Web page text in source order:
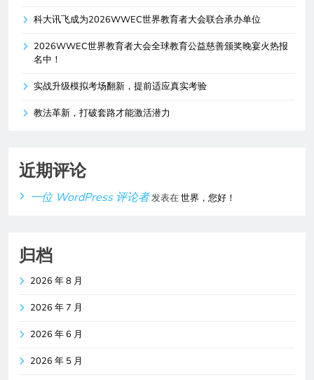
科大讯飞成为2026WWEC世界教育者大会联合承办单位
2026WWEC世界教育者大会全球教育公益慈善颁奖晚宴火热报
名中！
实战升级模拟考场翻新，提前适应真实考验
教法革新，打破套路才能激活潜力
近期评论
一位 WordPress 评论者发表在世界，您好！
归档
2026 年 8 月
2026 年 7 月
2026 年 6 月
2026 年 5 月